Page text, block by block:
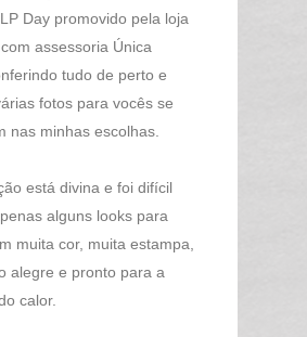
Day promovido pela loja
assessoria Única
tudo de perto e
fotos para vocês se
nas minhas escolhas.
está divina e foi difícil
alguns looks para
muita cor, muita estampa,
alegre e pronto para a
calor.